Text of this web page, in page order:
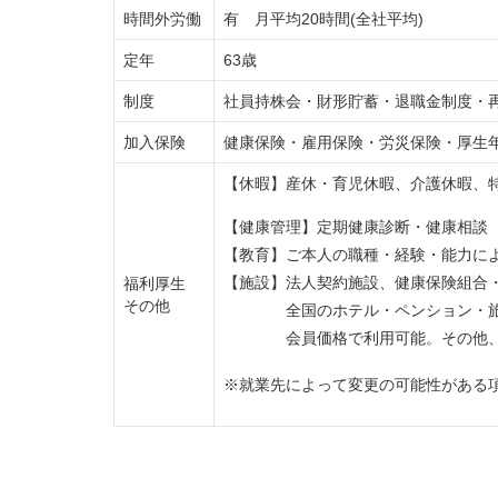
時間外労働 有 月平均20時間(全社平均)
定年 63歳
制度 社員持株会・財形貯蓄・退職金制度・
加入保険 健康保険・雇用保険・労災保険・厚生
福利厚生
その他
【休暇】産休・育児休暇、介護休暇
【健康管理】定期健康診断・健康相
【教育】ご本人の職種・経験・能力
【施設】法人契約施設、健康保険組
全国のホテル・ペンション・旅
会員価格で利用可能。その他、
※就業先によって変更の可能性がある